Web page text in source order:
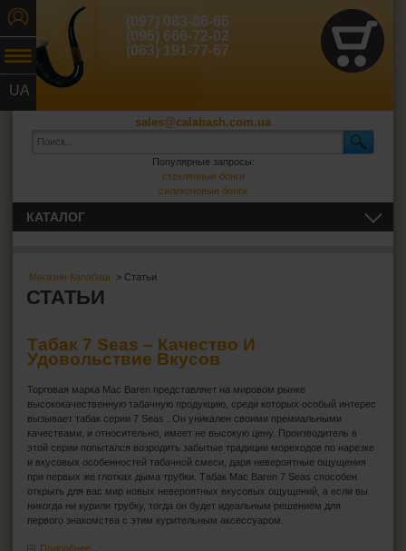
UA
(097) 083-86-66
(095) 666-72-02
(063) 191-77-67
sales@calabash.com.ua
Популярные запросы:
стеклянные бонги
силиконовые бонги
Магазин Калабаш > Статьи
СТАТЬИ
Табак 7 Seas – Качество И
Удовольствие Вкусов
Торговая марка Mac Baren представляет на мировом рынке
высококачественную табачную продукцию, среди которых особый интерес
вызывает табак серии 7 Seas . Он уникален своими премиальными
качествами, и относительно, имеет не высокую цену. Производитель в
этой серии попытался возродить забытые традиции мореходов по нарезке
и вкусовых особенностей табачной смеси, даря невероятные ощущения
при первых же глотках дыма трубки. Табак Mac Baren 7 Seas способен
открыть для вас мир новых невероятных вкусовых ощущений, а если вы
никогда ни курили трубку, тогда он будет идеальным решением для
первого знакомства с этим курительным аксессуаром.
Подробнее...
КАТАЛОГ
СИГАРЫ, СИГАРИЛЛЫ И ВСЁ ДЛЯ НИХ
ПЕПЕЛЬНИЦЫ
HEADSHOP (ХЭДШОП)
КАЛЬЯНЫ И ВСЁ ДЛЯ НИХ